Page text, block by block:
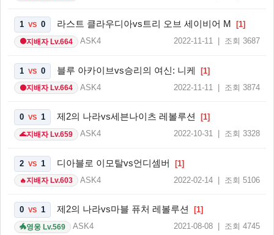
1 VS 0 라스트 클라우디아vs트리 오브 세이비어 M [1]
🌑지배자 Lv.664 ASK4 2022-11-11 | 조회 3687
1 VS 0 블루 아카이브vs승리의 여신: 니케 [1]
🌑지배자 Lv.664 ASK4 2022-11-11 | 조회 3874
0 VS 1 제2의 나라vs세븐나이츠 레볼루션 [1]
🌊지배자 Lv.659 ASK4 2022-10-31 | 조회 3328
2 VS 1 디아블로 이모탈vs언디셈버 [1]
🔥지배자 Lv.603 ASK4 2022-02-14 | 조회 5106
0 VS 1 제2의 나라vs마블 퓨처 레볼루션 [1]
🐲영웅 Lv.569 ASK4 2021-08-08 | 조회 4745